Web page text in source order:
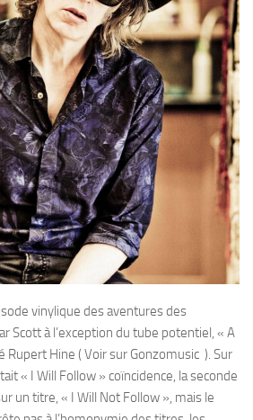
vinylique des aventures des
Scott à l’exception du tube potentiel, « A
Rupert Hine ( Voir sur Gonzomusic ). Sur
« I Will Follow » coïncidence, la seconde
un titre, « I Will Not Follow », mais le